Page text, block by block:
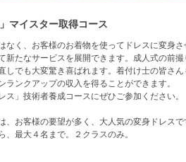
マイスター取得コース
なく、お客様のお着物を使ってドレスに変身さ
新たなサービスを展開できます。成人式の前撮
しでも大変驚き喜ばれます。着付け士の皆さん
ランクアップの収入を得ることができます。
ス」技術者養成コースにぜひご参加ください。
、お客様の要望が多く、大人気の変身ドレスで
、最大４名まで。２クラスのみ。